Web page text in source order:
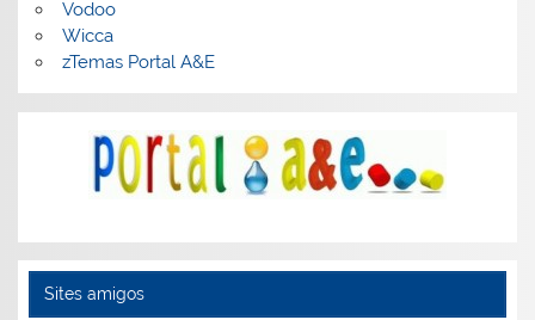
Vodoo
Wicca
zTemas Portal A&E
Sites amigos